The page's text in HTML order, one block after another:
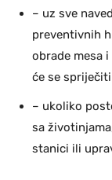
– uz sve
preventivnih
obrade mesa
će se
– ukoliko
sa
stanici ili